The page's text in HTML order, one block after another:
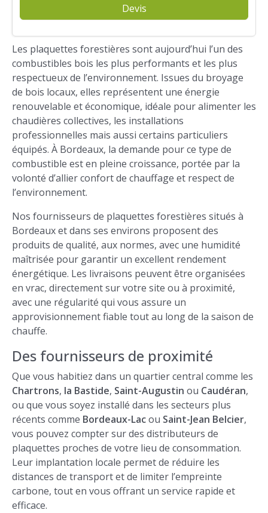
Devis
Les plaquettes forestières sont aujourd’hui l’un des
combustibles bois les plus performants et les plus
respectueux de l’environnement. Issues du broyage
de bois locaux, elles représentent une énergie
renouvelable et économique, idéale pour alimenter les
chaudières collectives, les installations
professionnelles mais aussi certains particuliers
équipés. À Bordeaux, la demande pour ce type de
combustible est en pleine croissance, portée par la
volonté d’allier confort de chauffage et respect de
l’environnement.
Nos fournisseurs de plaquettes forestières situés à
Bordeaux et dans ses environs proposent des
produits de qualité, aux normes, avec une humidité
maîtrisée pour garantir un excellent rendement
énergétique. Les livraisons peuvent être organisées
en vrac, directement sur votre site ou à proximité,
avec une régularité qui vous assure un
approvisionnement fiable tout au long de la saison de
chauffe.
Des fournisseurs de proximité
Que vous habitiez dans un quartier central comme les
Chartrons, la Bastide, Saint-Augustin ou Caudéran,
ou que vous soyez installé dans les secteurs plus
récents comme Bordeaux-Lacou Saint-Jean Belcier,
vous pouvez compter sur des distributeurs de
plaquettes proches de votre lieu de consommation.
Leur implantation locale permet de réduire les
distances de transport et de limiter l’empreinte
carbone, tout en vous offrant un service rapide et
efficace.